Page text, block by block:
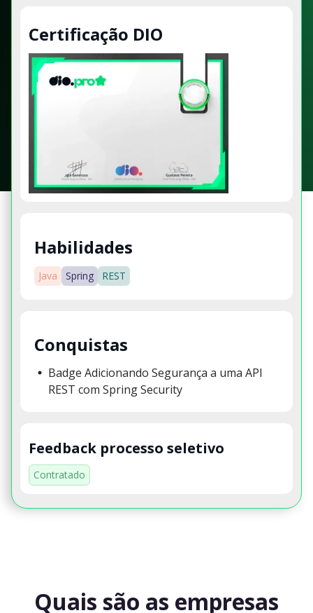
Certificação DIO
Habilidades
Java Spring REST
Conquistas
Badge Adicionando Segurança a uma API
REST com Spring Security
Feedback processo seletivo
Contratado
Quais são as empresas